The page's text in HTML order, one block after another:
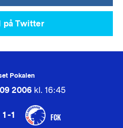
på Twitter
Pokalen
2006kl. 16:45
1-1 FCK